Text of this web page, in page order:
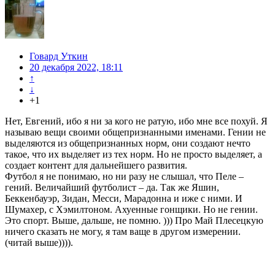
Говард Уткин
20 декабря 2022, 18:11
↑
↓
+1
Нет, Евгений, ибо я ни за кого не ратую, ибо мне все похуй. Я
называю вещи своими общепризнанными именами. Гении не
выделяются из общепризнанных норм, они создают нечто
такое, что их выделяет из тех норм. Но не просто выделяет, а
создает контент для дальнейшего развития.
Футбол я не понимаю, но ни разу не слышал, что Пеле –
гений. Величайший футболист – да. Так же Яшин,
Беккенбауэр, Зидан, Месси, Марадонна и иже с ними. И
Шумахер, с Хэмилтоном. Ахуенные гонщики. Но не гении.
Это спорт. Выше, дальше, не помню. ))) Про Май Плесецкую
ничего сказать не могу, я там ваще в другом измерении.
(читай выше)))).